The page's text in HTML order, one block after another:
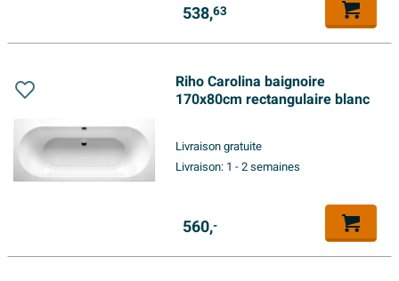
538,63
Riho Carolina baignoire
170x80cm rectangulaire blanc
Livraison gratuite
Livraison: 1 - 2 semaines
560,-